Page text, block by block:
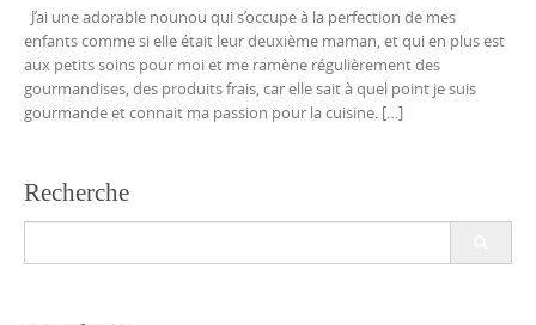
J’ai une adorable nounou qui s’occupe à la perfection de mes
enfants comme si elle était leur deuxième maman, et qui en plus est
aux petits soins pour moi et me ramène régulièrement des
gourmandises, des produits frais, car elle sait à quel point je suis
gourmande et connait ma passion pour la cuisine. […]
Recherche